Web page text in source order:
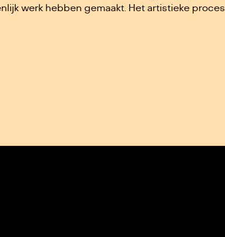
werk hebben gemaakt. Het artistieke proces